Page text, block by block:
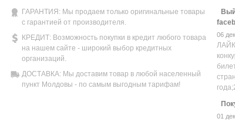
ГАРАНТИЯ: Мы продаем только оригинальные товары
с гарантией от производителя.
КРЕДИТ: Возможность покупки в кредит любого товара
на нашем сайте - широкий выбор кредитных
организаций.
ДОСТАВКА: Мы доставим товар в любой населенный
пункт Молдовы - по самым выгодным тарифам!
06
01